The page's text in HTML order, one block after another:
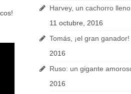
Harvey, un cachorro
11 octubre, 2016
Tomás, ¡el gran ganador!
2016
Ruso: un gigante
2016